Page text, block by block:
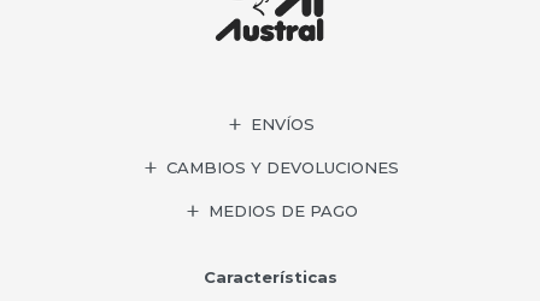
ENVÍOS
CAMBIOS Y DEVOLUCIONES
MEDIOS DE PAGO
Características